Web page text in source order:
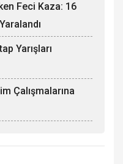
Feci Kaza: 16
Yarışları
Çalışmalarına